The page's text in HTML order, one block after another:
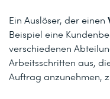
Ein Auslöser, der einen
Beispiel eine
verschiedenen
Arbeitsschritten aus,
Auftrag anzunehmen,